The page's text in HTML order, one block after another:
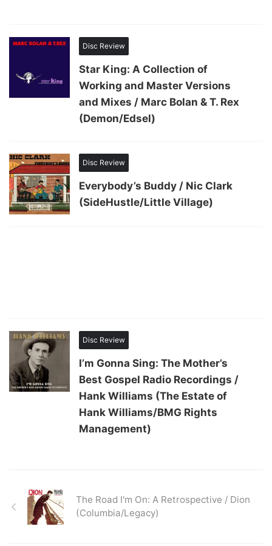
Disc Review
Star King: A Collection of
Working and Master Versions
and Mixes / Marc Bolan & T. Rex
(Demon/Edsel)
Disc Review
Everybody’s Buddy / Nic Clark
(SideHustle/Little Village)
Disc Review
I’m Gonna Sing: The Mother’s
Best Gospel Radio Recordings /
Hank Williams (The Estate of
Hank Williams/BMG Rights
Management)
The Road I'm On: A Retrospective / Dion
(Columbia/Legacy)